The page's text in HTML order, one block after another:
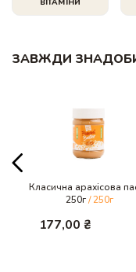
ВІТАМІНИ
ЗАВЖДИ
Класична арахісова
250г/ 250г
177,00 ₴